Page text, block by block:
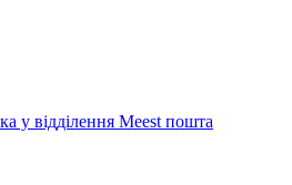
у відділення Meest пошта